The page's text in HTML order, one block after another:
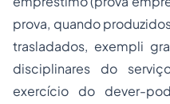
prova, quando
trasladados, exempli
disciplinares do
exercício do dever-